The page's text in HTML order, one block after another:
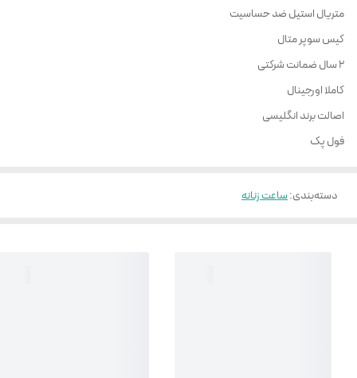
متریال استیل ضد حساسیت
کیس سوپر متال
2 سال ضمانت شرکتی
کاملا اورجینال
اصالت برند انگلیسی
فول پک
دسته‌بندی:ساعت زنانه